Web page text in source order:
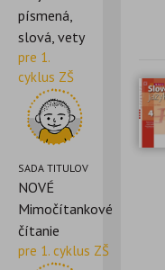
písmená,
slová, vety
pre 1.
cyklus ZŠ
SADA TITULOV
NOVÉ
Mimočítankové
čítanie
pre 1. cyklus ZŠ